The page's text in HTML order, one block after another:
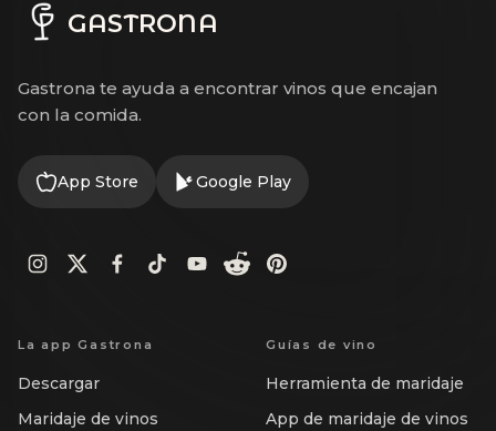
GASTRONA
Gastrona te ayuda a encontrar vinos que encajan
con la comida.
App Store Google Play
La app Gastrona
Descargar
Maridaje de vinos
Guías de vino
Herramienta de maridaje
App de maridaje de vinos